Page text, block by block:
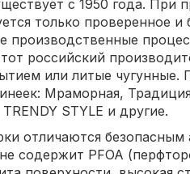
с 1950 года. При
только проверенное и
производственные
российский
или литые чугунные.
Мраморная,
STYLE и другие.
отличаются безопасным
содержит PFOA